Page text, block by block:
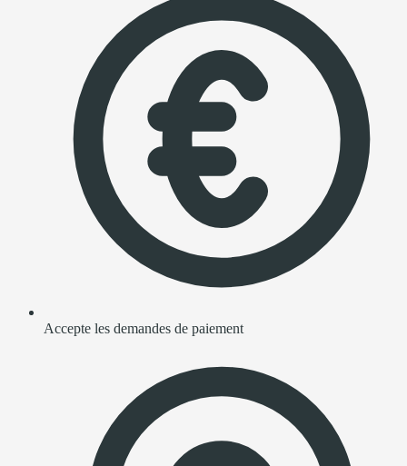
Accepte les demandes de paiement